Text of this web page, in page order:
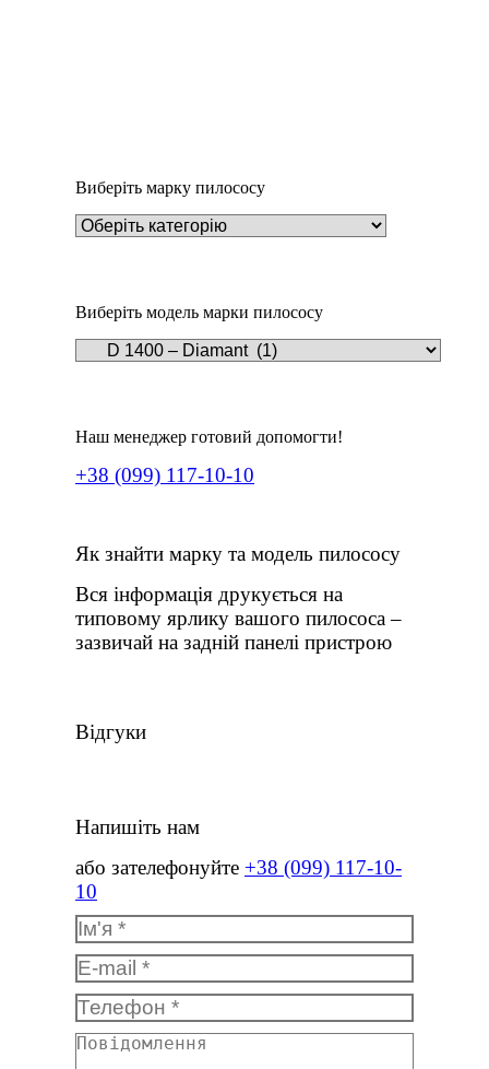
Виберіть марку пилососу
Виберіть модель марки пилососу
Наш менеджер готовий допомогти!
+38 (099) 117-10-10
Як знайти марку та модель пилососу
Вся інформація друкується на
типовому ярлику вашого пилососа –
зазвичай на задній панелі пристрою
Відгуки
Напишіть нам
або зателефонуйте +38 (099) 117-10-
10
Ім'я *
E-mail *
Телефон *
Повідомлення